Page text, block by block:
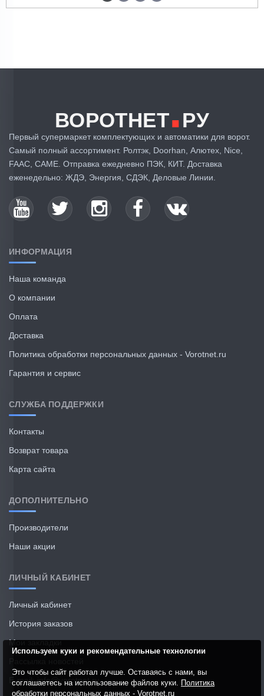
ВОРОТНЕТ.РУ
Первый супермаркет комплектующих и автоматики для ворот.
Самый полный ассортимент. Ролтэк, Doorhan, Алютех, Nice,
FAAC, CAME. Отправка ежедневно ПЭК, КИТ. Доставка
еженедельно: ЖДЭ, Энергия, СДЭК, Деловые Линии.
ИНФОРМАЦИЯ
Наша команда
О компании
Оплата
Доставка
Политика обработки персональных данных - Vorotnet.ru
Гарантия и сервис
СЛУЖБА ПОДДЕРЖКИ
Контакты
Возврат товара
Карта сайта
ДОПОЛНИТЕЛЬНО
Производители
Наши акции
ЛИЧНЫЙ КАБИНЕТ
Личный кабинет
История заказов
Мои закладки
E-mail: info@vorotnet.ru
Используем куки и рекомендательные технологии
Это чтобы сайт работал лучше. Оставаясь с нами, вы
соглашаетесь на использование файлов куки. Политика
обработки персональных данных - Vorotnet.ru